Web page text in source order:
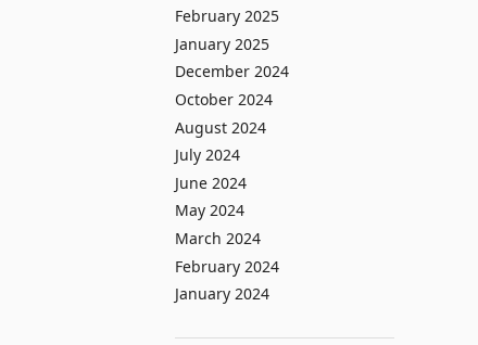
February 2025
January 2025
December 2024
October 2024
August 2024
July 2024
June 2024
May 2024
March 2024
February 2024
January 2024